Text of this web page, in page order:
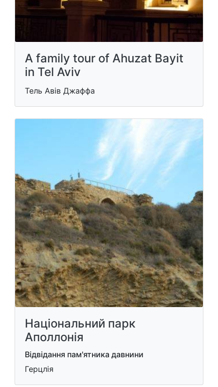
A family tour of Ahuzat Bayit
in Tel Aviv
Тель Авів Джаффа
Національний парк
Аполлонія
Відвідання пам'ятника давнини
Герцлія